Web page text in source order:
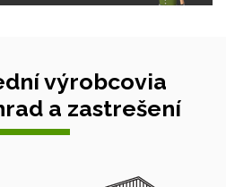
výrobcovia
a zastrešení